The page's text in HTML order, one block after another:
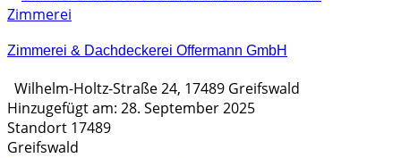
Zimmerei
Zimmerei & Dachdeckerei Offermann GmbH
Wilhelm-Holtz-Straße 24, 17489 Greifswald
Hinzugefügt am: 28. September 2025
Standort 17489
Greifswald